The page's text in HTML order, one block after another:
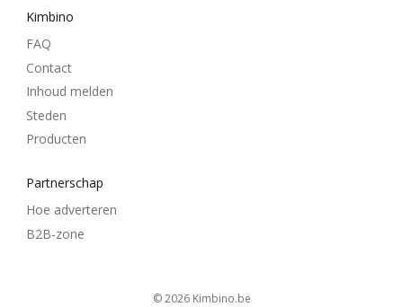
Kimbino
FAQ
Contact
Inhoud melden
Steden
Producten
Partnerschap
Hoe adverteren
B2B-zone
© 2026 kimbino.be